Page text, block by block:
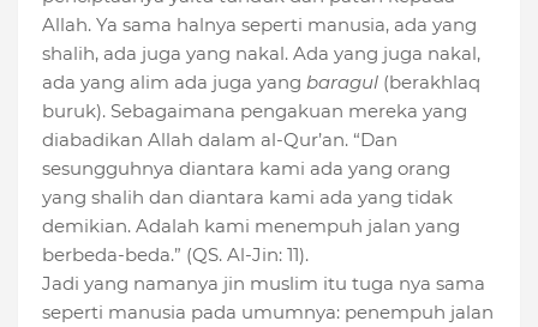
Allah. Ya sama halnya seperti manusia, ada yang
shalih, ada juga yang nakal. Ada yang juga nakal,
ada yang alim ada juga yang baragul (berakhlaq
buruk). Sebagaimana pengakuan mereka yang
diabadikan Allah dalam al-Qur’an. “Dan
sesungguhnya diantara kami ada yang orang
yang shalih dan diantara kami ada yang tidak
demikian. Adalah kami menempuh jalan yang
berbeda-beda.” (QS. Al-Jin: 11).
Jadi yang namanya jin muslim itu tuga nya sama
seperti manusia pada umumnya: penempuh jalan